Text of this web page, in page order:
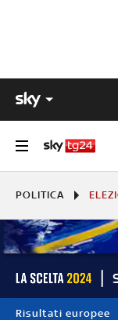
POLITICA
Risultati europee